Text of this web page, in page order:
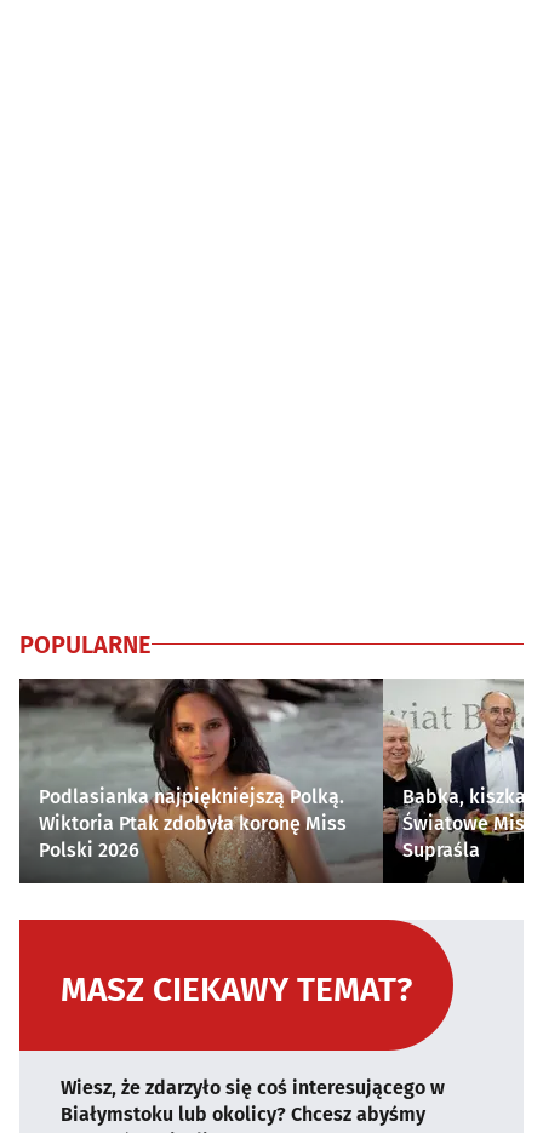
POPULARNE
Podlasianka najpiękniejszą Polką.
Wiktoria Ptak zdobyła koronę Miss
Polski 2026
Babka, kiszka i
Światowe
Supraśla
MASZ CIEKAWY TEMAT?
Wiesz, że zdarzyło się coś interesującego w
Białymstoku lub okolicy? Chcesz abyśmy